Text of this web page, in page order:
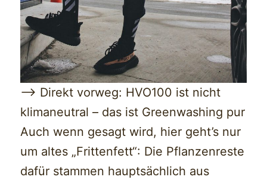
—> Direkt vorweg: HVO100 ist nicht
klimaneutral – das ist Greenwashing pur
Auch wenn gesagt wird, hier geht’s nur
um altes „Frittenfett“: Die Pflanzenreste
dafür stammen hauptsächlich aus